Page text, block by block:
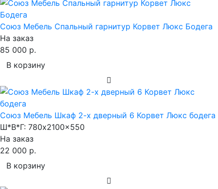
Союз Мебель Спальный гарнитур Корвет Люкс Бодега
На заказ
85 000 р.
В корзину
Союз Мебель Шкаф 2-х дверный 6 Корвет Люкс бодега
Ш*В*Г: 780x2100x550
На заказ
22 000 р.
В корзину